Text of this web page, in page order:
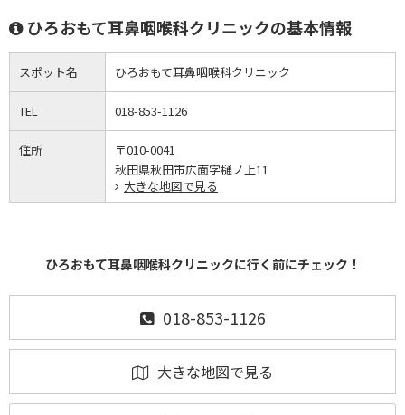
ひろおもて耳鼻咽喉科クリニックの基本情報
スポット名 ひろおもて耳鼻咽喉科クリニック
TEL 018-853-1126
住所
〒010-0041
秋田県秋田市広面字樋ノ上11
大きな地図で見る
ひろおもて耳鼻咽喉科クリニックに行く前にチェック！
018-853-1126
大きな地図で見る